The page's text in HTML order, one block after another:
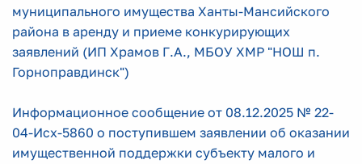
муниципального имущества Ханты-Мансийского
района в аренду и приеме конкурирующих
заявлений (ИП Храмов Г.А., МБОУ ХМР "НОШ п.
Горноправдинск")
Информационное сообщение от 08.12.2025 № 22-
04-Исх-5860 о поступившем заявлении об оказании
имущественной поддержки субъекту малого и